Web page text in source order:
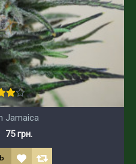
Jamaica
75 грн.